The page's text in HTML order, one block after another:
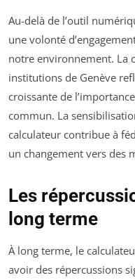
Au-delà de l’outil
une volonté
notre environnement. La
institutions de Genève
croissante de
commun. La
calculateur contribue à
un changement vers des
Les
long terme
À long terme, le
avoir des répercussions